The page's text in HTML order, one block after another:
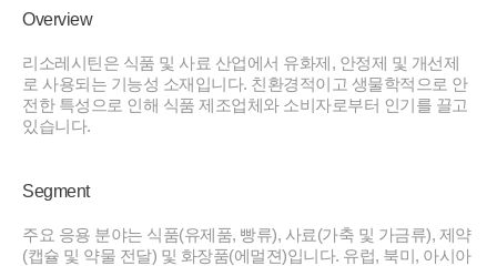
Overview
리소레시틴은 식품 및 사료 산업에서 유화제, 안정제 및 개선제
로 사용되는 기능성 소재입니다. 친환경적이고 생물학적으로 안
전한 특성으로 인해 식품 제조업체와 소비자로부터 인기를 끌고
있습니다.
Segment
주요 응용 분야는 식품(유제품, 빵류), 사료(가축 및 가금류), 제약
(캡슐 및 약물 전달) 및 화장품(에멀젼)입니다. 유럽, 북미, 아시아